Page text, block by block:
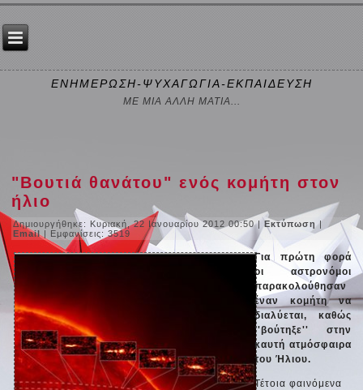
ΕΝΗΜΕΡΩΣΗ-ΨΥΧΑΓΩΓΙΑ-ΕΚΠΑΙΔΕΥΣΗ
ΜΕ ΜΙΑ ΑΛΛΗ ΜΑΤΙΑ...
"Βουτιά θανάτου" ενός κομήτη στον
ήλιο
Δημιουργήθηκε: Κυριακή, 22 Ιανουαρίου 2012 00:50|Εκτύπωση|
Email | Εμφανίσεις: 3519
Για πρώτη φορά
οι αστρονόμοι
παρακολούθησαν
έναν κομήτη να
διαλύεται, καθώς
''βούτηξε'' στην
καυτή ατμόσφαιρα
του Ήλιου.
Τέτοια φαινόμενα